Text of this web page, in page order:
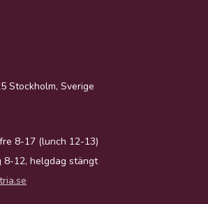
Stockholm, Sverige
8-17 (lunch 12-13)
8-12, helgdag stängt